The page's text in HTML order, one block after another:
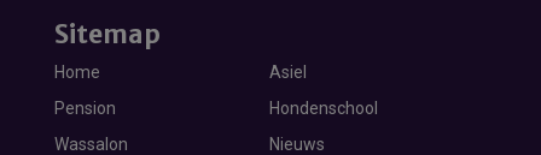
Sitemap
Home
Asiel
Pension
Hondenschool
Wassalon
Nieuws